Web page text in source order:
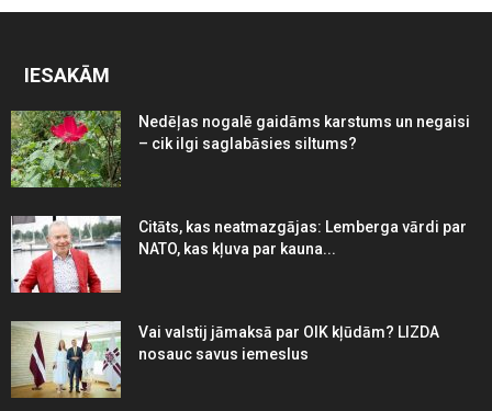
IESAKĀM
Nedēļas nogalē gaidāms karstums un negaisi
– cik ilgi saglabāsies siltums?
Citāts, kas neatmazgājas: Lemberga vārdi par
NATO, kas kļuva par kauna...
Vai valstij jāmaksā par OIK kļūdām? LIZDA
nosauc savus iemeslus